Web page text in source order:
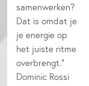
samenwerken?
Dat is omdat je
je energie op
het juiste ritme
overbrengt.”
Dominic Rossi